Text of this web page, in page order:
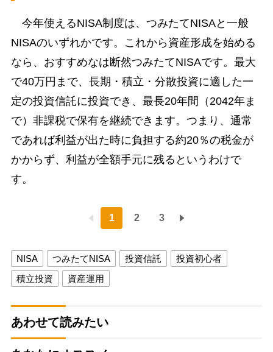
今年使えるNISA制度は、つみたてNISAと一般
NISAのいずれかです。これから資産形成を始める
なら、おすすめなは断然つみたてNISAです。最大
で40万円まで、長期・積立・分散投資に適した一
定の投資信託に投資でき、最長20年間（2042年ま
で）非課税で保有を継続できます。つまり、通常
であれば利益が出た時に負担する約20％の税金が
かからず、利益が全額手元に残るというわけで
す。
1 2 3
NISA つみたてNISA 投資信託
投資初心者
積立投資
資産運用
あわせて読みたい